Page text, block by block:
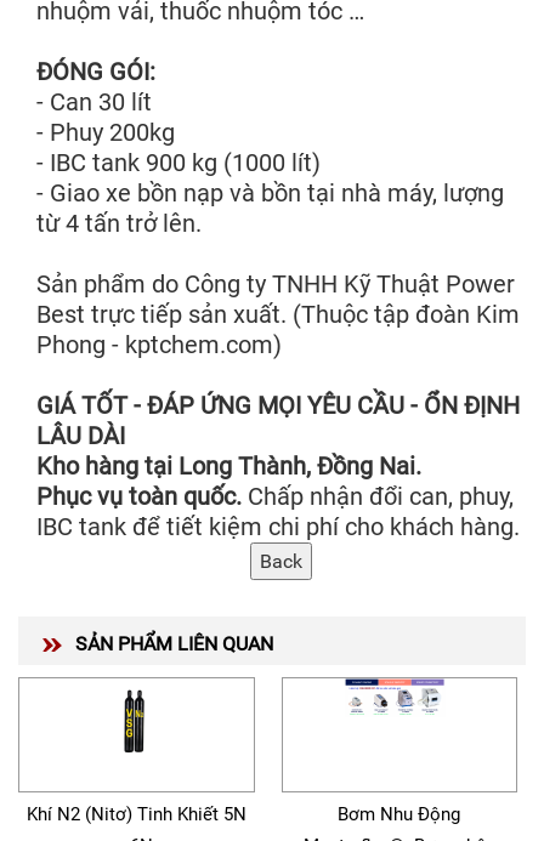
nhuộm vải, thuốc nhuộm tóc …
ĐÓNG GÓI:
- Can 30 lít
- Phuy 200kg
- IBC tank 900 kg (1000 lít)
- Giao xe bồn nạp và bồn tại nhà máy, lượng
từ 4 tấn trở lên.
Sản phẩm do Công ty TNHH Kỹ Thuật Power
Best trực tiếp sản xuất. (Thuộc tập đoàn Kim
Phong - kptchem.com)
GIÁ TỐT - ĐÁP ỨNG MỌI YÊU CẦU - ỔN ĐỊNH
LÂU DÀI
Kho hàng tại Long Thành, Đồng Nai.
Phục vụ toàn quốc. Chấp nhận đổi can, phuy,
IBC tank để tiết kiệm chi phí cho khách hàng.
SẢN PHẨM LIÊN QUAN
Khí N2 (Nitơ) Tinh Khiết 5N
Bơm Nhu Động